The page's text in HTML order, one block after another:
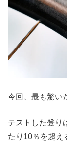
今回、最も驚い
テストした登り
たり10％を超え